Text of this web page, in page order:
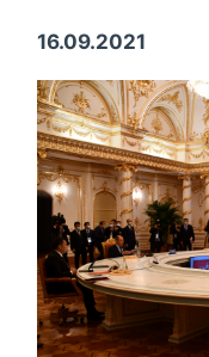
16.09.2021